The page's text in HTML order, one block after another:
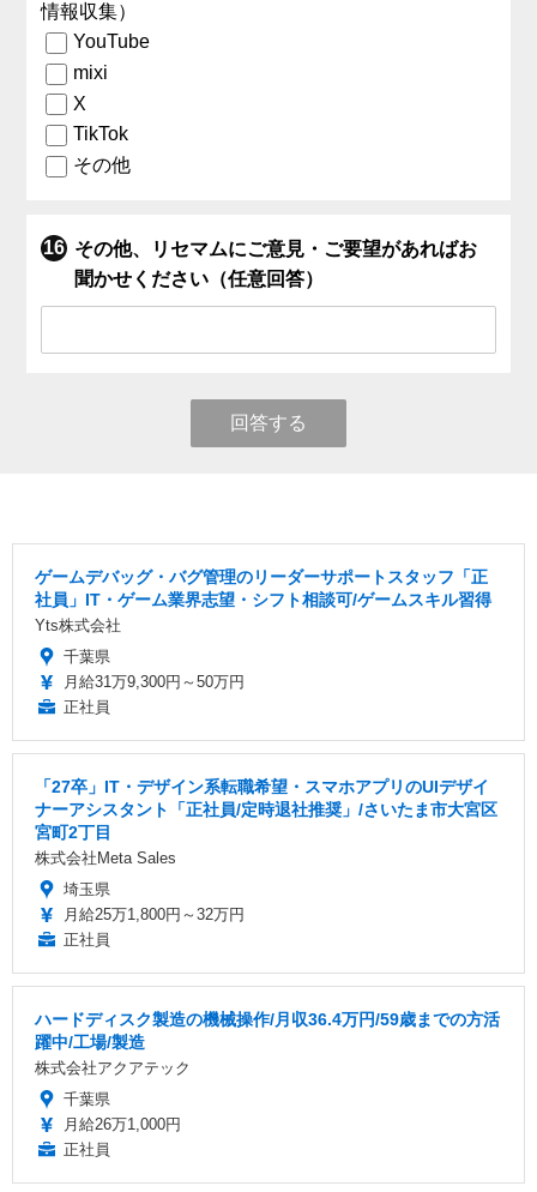
情報収集）
YouTube
mixi
X
TikTok
その他
その他、リセマムにご意見・ご要望があればお
聞かせください（任意回答）
回答する
ゲームデバッグ・バグ管理のリーダーサポートスタッフ「正
社員」IT・ゲーム業界志望・シフト相談可/ゲームスキル習得
Yts株式会社
千葉県
月給31万9,300円～50万円
正社員
「27卒」IT・デザイン系転職希望・スマホアプリのUIデザイ
ナーアシスタント「正社員/定時退社推奨」/さいたま市大宮区
宮町2丁目
株式会社Meta Sales
埼玉県
月給25万1,800円～32万円
正社員
ハードディスク製造の機械操作/月収36.4万円/59歳までの方活
躍中/工場/製造
株式会社アクアテック
千葉県
月給26万1,000円
正社員